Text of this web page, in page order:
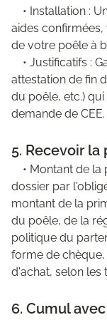
• Installation :
aides
de votre poêle à
• Justificatifs :
attestation de fin
du poêle, etc.)
demande de CEE.
5. Recevoir la
• Montant de la
dossier par
montant de la
du poêle, de la
politique du
forme de
d'achat, selon les
6. Cumul